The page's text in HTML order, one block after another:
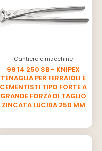
Cantiere e macchine
99 14 250 SB – KNIPEX
TENAGLIA PER FERRAIOLI E
CEMENTISTI TIPO FORTE A
GRANDE FORZA DI TAGLIO
ZINCATA LUCIDA 250 MM